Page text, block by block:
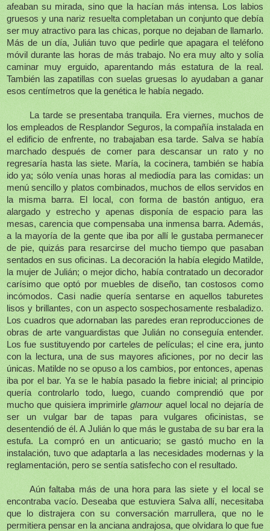
afeaban su mirada, sino que la hacían más intensa. Los labios
gruesos y una nariz resuelta completaban un conjunto que debía
ser muy atractivo para las chicas, porque no dejaban de llamarlo.
Más de un día, Julián tuvo que pedirle que apagara el teléfono
móvil durante las horas de más trabajo. No era muy alto y solía
caminar muy erguido, aparentando más estatura de la real.
También las zapatillas con suelas gruesas lo ayudaban a ganar
esos centímetros que la genética le había negado.
La tarde se presentaba tranquila. Era viernes, muchos de
los empleados de Resplandor Seguros, la compañía instalada en
el edificio de enfrente, no trabajaban esa tarde. Salva se había
marchado después de comer para descansar un rato y no
regresaría hasta las siete. María, la cocinera, también se había
ido ya; sólo venía unas horas al mediodía para las comidas: un
menú sencillo y platos combinados, muchos de ellos servidos en
la misma barra. El local, con forma de bastón antiguo, era
alargado y estrecho y apenas disponía de espacio para las
mesas, carencia que compensaba una inmensa barra. Además,
a la mayoría de la gente que iba por allí le gustaba permanecer
de pie, quizás para resarcirse del mucho tiempo que pasaban
sentados en sus oficinas. La decoración la había elegido Matilde,
la mujer de Julián; o mejor dicho, había contratado un decorador
carísimo que optó por muebles de diseño, tan costosos como
incómodos. Casi nadie quería sentarse en aquellos taburetes
lisos y brillantes, con un aspecto sospechosamente resbaladizo.
Los cuadros que adornaban las paredes eran reproducciones de
obras de arte vanguardistas que Julián no conseguía entender.
Los fue sustituyendo por carteles de películas; el cine era, junto
con la lectura, una de sus mayores aficiones, por no decir las
únicas. Matilde no se opuso a los cambios, por entonces, apenas
iba por el bar. Ya se le había pasado la fiebre inicial; al principio
quería controlarlo todo, luego, cuando comprendió que por
mucho que quisiera imprimirleglamouraquel local no dejaría de
ser un vulgar bar de tapas para vulgares oficinistas, se
desentendió de él. A Julián lo que más le gustaba de su bar era la
estufa. La compró en un anticuario; se gastó mucho en la
instalación, tuvo que adaptarla a las necesidades modernas y la
reglamentación, pero se sentía satisfecho con el resultado.
Aún faltaba más de una hora para las siete y el local se
encontraba vacío. Deseaba que estuviera Salva allí, necesitaba
que lo distrajera con su conversación marrullera, que no le
permitiera pensar en la anciana andrajosa, que olvidara lo que fue